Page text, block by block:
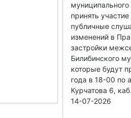
принять
публичные
изменений в
застройки
Билибинского
которые будут
года в 18-00 по
Курчатова 6,
14-07-2026